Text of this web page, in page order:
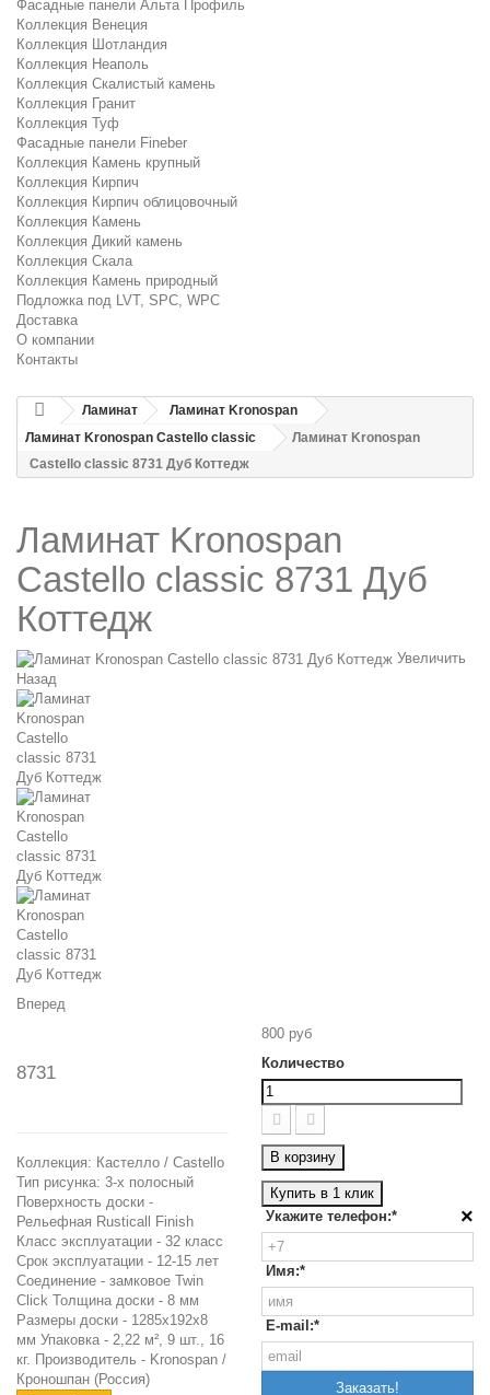
Фасадные панели Альта Профиль
Коллекция Венеция
Коллекция Шотландия
Коллекция Неаполь
Коллекция Скалистый камень
Коллекция Гранит
Коллекция Туф
Фасадные панели Fineber
Коллекция Камень крупный
Коллекция Кирпич
Коллекция Кирпич облицовочный
Коллекция Камень
Коллекция Дикий камень
Коллекция Скала
Коллекция Камень природный
Подложка под LVT, SPC, WPC
Доставка
О компании
Контакты
Ламинат
Ламинат Kronospan
Ламинат Kronospan Castello classic
Ламинат Kronospan
Castello classic 8731 Дуб Коттедж
Ламинат Kronospan
Castello classic 8731 Дуб
Коттедж
Увеличить
Назад
Вперед
8731
Коллекция: Кастелло / Сastello
Тип рисунка: 3-x полосный
Поверхность доски -
Рельефная Rusticall Finish
Класс эксплуатации - 32 класс
Срок эксплуатации - 12-15 лет
Соединение - замковое Twin
Click Толщина доски - 8 мм
Размеры доски - 1285х192х8
мм Упаковка - 2,22 м², 9 шт., 16
кг. Производитель - Kronospan /
Кроношпан (Россия)
800 руб
Количество
В корзину
Купить в 1 клик
×
Укажите телефон:*
Имя:*
E-mail:*